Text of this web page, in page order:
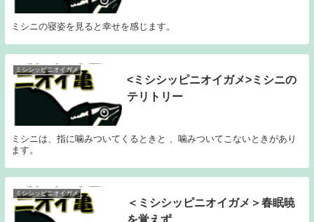
ミシニの寝姿を見ると幸せを感じます。
ミシシッピニオイガメ
<ミシシッピニオイガメ>ミシニの
テリトリー
ミシニは、指に噛みついてくるときと 、噛みついてこないときがあり
ます。
ミシシッピニオイガメ
＜ミシシッピニオイガメ＞春眠暁